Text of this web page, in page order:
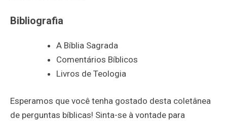
Bibliografia
A Bíblia Sagrada
Comentários Bíblicos
Livros de Teologia
Esperamos que você tenha gostado desta coletânea
de perguntas bíblicas! Sinta-se à vontade para